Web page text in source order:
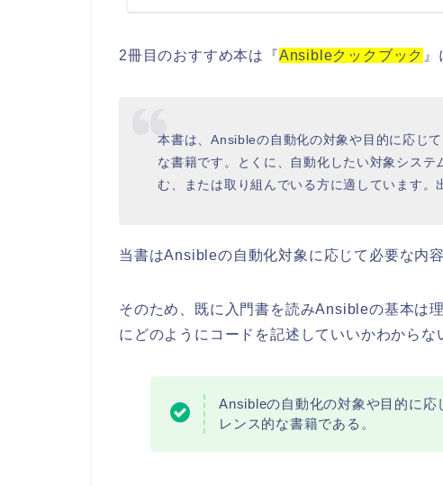
2冊目のおすすめ本は『Ansibleクックブック 』
本書は、Ansibleの自動化の対象や目的に応じ
な書籍です。とくに、自動化したい対象シス
む、または取り組んでいる方に適しています。
当書はAnsibleの自動化対象に応じて必要な内
そのため、既に入門書を読みAnsibleの基本は
にどのようにコードを記述していいかわからな
Ansibleの自動化の対象や目的に応
レンス的な書籍である。